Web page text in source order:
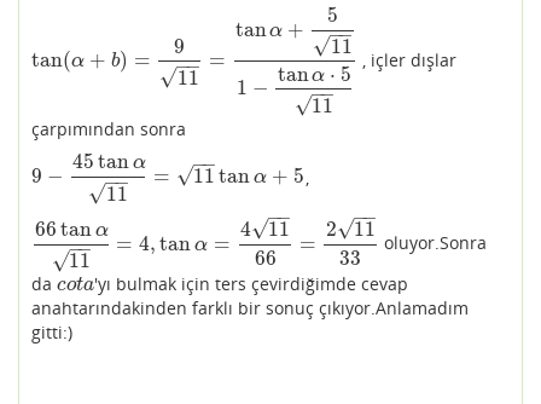
tan(α + b) =
9
11
−−
√
=
tanα +
5
11
−−
√
1 −
tanα ⋅ 5
11
−−
√
tan(α+b)= 911=tanα+5 111 −tanα⋅511 , içler dışlar
çarpımından sonra
9 −
45tan α
11
−−
√
= 11
−−
√ tanα + 5
9 −45 tanα11=11tanα+5
66tanα
11
−−
√
= 4,tanα =
4 11
−−
√
66
=
2 11
−−
√
33
66tanα11= 4,tan α=41166= 21133
oluyor.Sonra
da cota
cota 'yı bulmak için ters çevirdiğimde cevap
anahtarındakinden farklı bir sonuç çıkıyor.Anlamadım
gitti:)